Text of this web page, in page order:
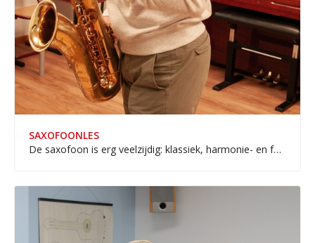
SAXOFOONLES
De saxofoon is erg veelzijdig: klassiek, harmonie- en fanfareorkest, maar ook in pop- en jazzbands kun je als saxofonist ook spelen.